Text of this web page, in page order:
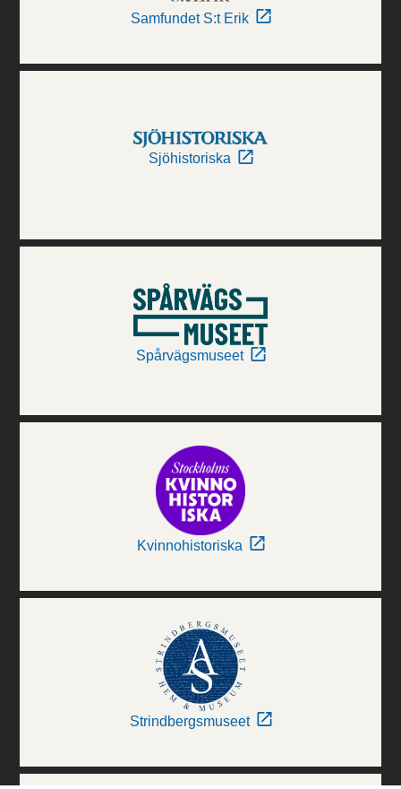
Samfundet S:t Erik
Sjöhistoriska
Spårvägsmuseet
Kvinnohistoriska
Strindbergsmuseet